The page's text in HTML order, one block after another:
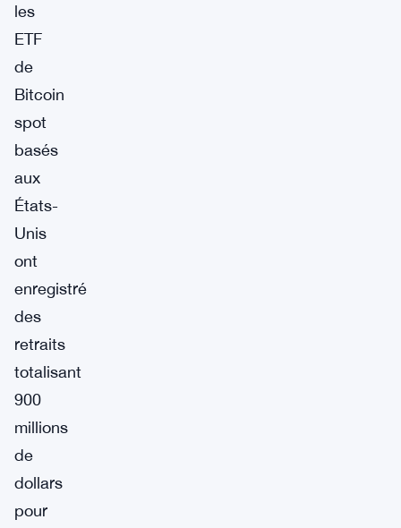
les
ETF
de
Bitcoin
spot
basés
aux
États-
Unis
ont
enregistré
des
retraits
totalisant
900
millions
de
dollars
pour